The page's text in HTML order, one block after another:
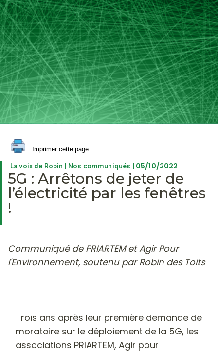
Imprimer cette page
La voix de Robin | Nos communiqués | 05/10/2022
5G : Arrêtons de jeter de
l’électricité par les fenêtres
!
Communiqué de PRIARTEM et Agir Pour
l'Environnement, soutenu par Robin des Toits
Trois ans après leur première demande de
moratoire sur le déploiement de la 5G, les
associations PRIARTEM, Agir pour